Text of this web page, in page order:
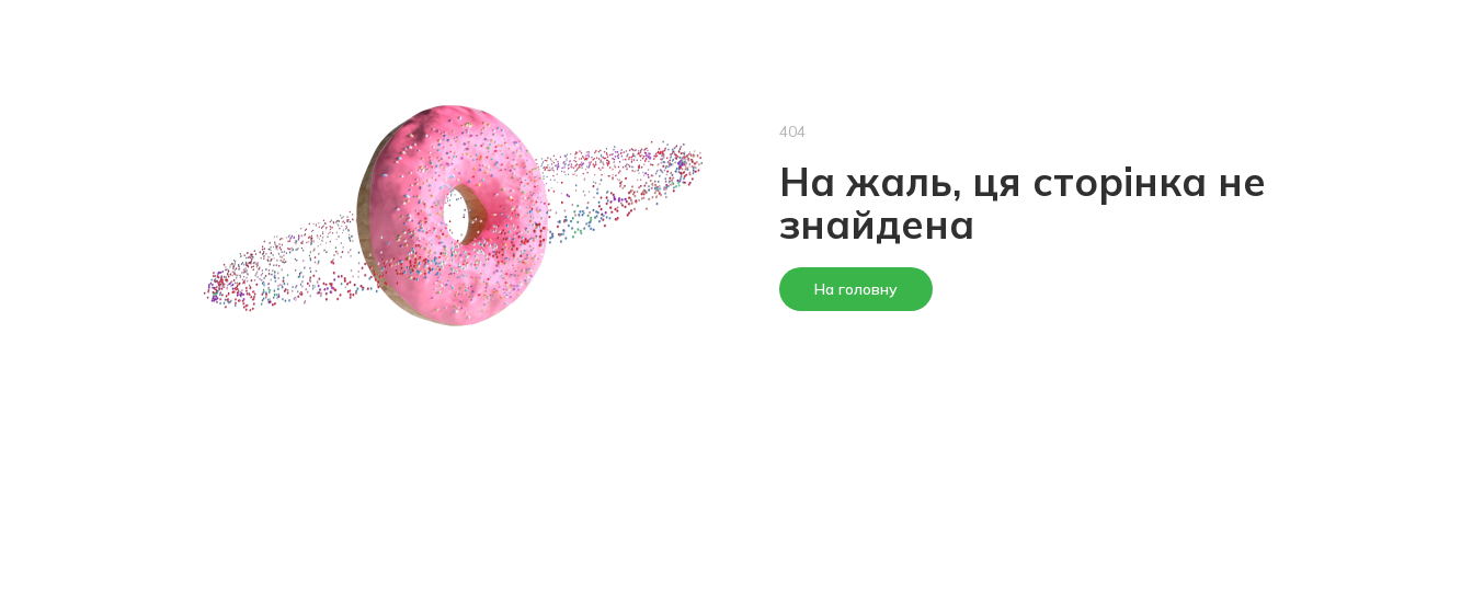
404
На жаль, ця сторінка не
знайдена
На головну